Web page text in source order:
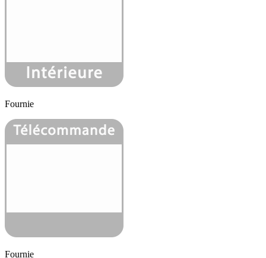
Fournie
Fournie